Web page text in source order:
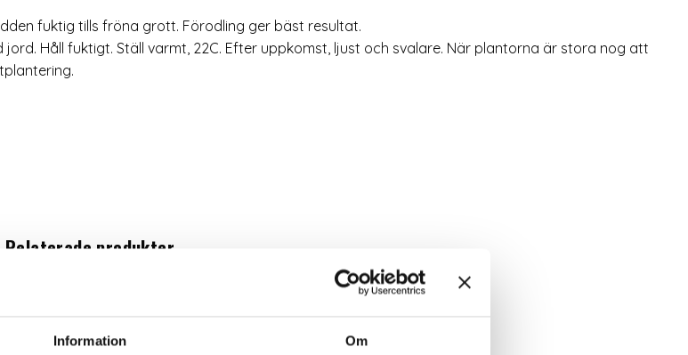
Information Om
fuktig tills fröna grott. Förodling ger bäst resultat.
Håll fuktigt. Ställ varmt, 22C. Efter uppkomst, ljust och svalare. När plantorna är stora nog att
Relaterade produkter